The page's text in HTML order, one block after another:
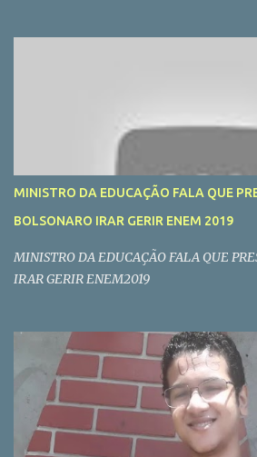
MINISTRO DA EDUCAÇÃO FALA QUE
BOLSONARO IRAR GERIR ENEM 2019
MINISTRO DA EDUCAÇÃO FALA QUE
IRAR GERIR ENEM2019